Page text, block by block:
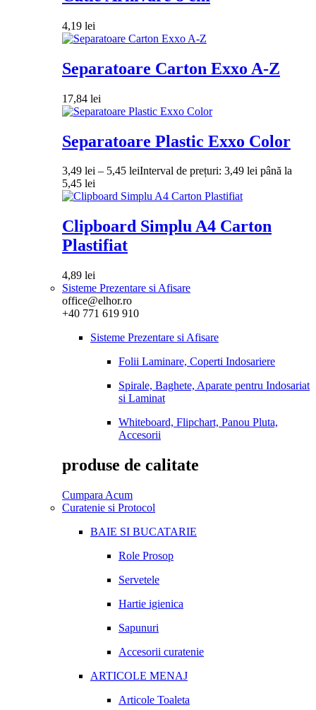
4,19 lei
Separatoare Carton Exxo A-Z
17,84 lei
Separatoare Plastic Exxo Color
3,49 lei – 5,45 leiInterval de prețuri: 3,49 lei până la
5,45 lei
Clipboard Simplu A4 Carton
Plastifiat
4,89 lei
Sisteme Prezentare si Afisare
office@elhor.ro
+40 771 619 910
Sisteme Prezentare si Afisare
Folii Laminare, Coperti Indosariere
Spirale, Baghete, Aparate pentru Indosariat
si Laminat
Whiteboard, Flipchart, Panou Pluta,
Accesorii
produse de calitate
Cumpara Acum
Curatenie si Protocol
BAIE SI BUCATARIE
Role Prosop
Servetele
Hartie igienica
Sapunuri
Accesorii curatenie
ARTICOLE MENAJ
Articole Toaleta